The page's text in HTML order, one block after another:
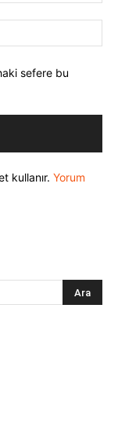
sefere bu
kullanır. Yorum